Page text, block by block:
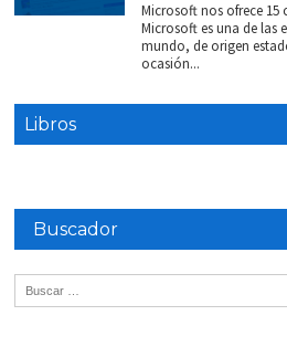
Microsoft nos ofrece 15
Microsoft es una de las
mundo, de origen
ocasión...
Libros
Buscador